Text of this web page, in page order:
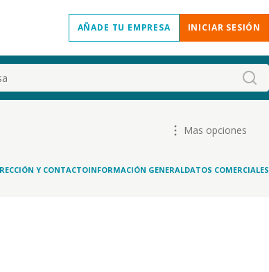
AÑADE TU EMPRESA INICIAR SESIÓN
Mas opciones
Y CONTACTOINFORMACIÓN GENERALDATOS COMERCIALES